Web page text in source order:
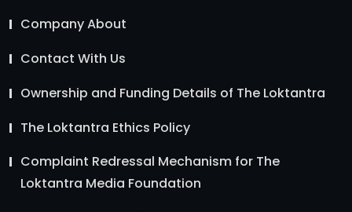
Company About
Contact With Us
Ownership and Funding Details of The Loktantra
The Loktantra Ethics Policy
Complaint Redressal Mechanism for The
Loktantra Media Foundation